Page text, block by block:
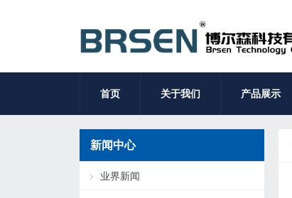
首页 关于我们 产品展示
新闻中心
业界新闻